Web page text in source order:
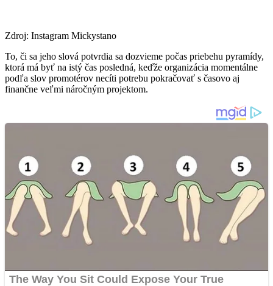
Zdroj: Instagram Mickystano
To, či sa jeho slová potvrdia sa dozvieme počas priebehu pyramídy,
ktorá má byť na istý čas posledná, keďže organizácia momentálne
podľa slov promotérov necíti potrebu pokračovať s časovo aj
finančne veľmi náročným projektom.